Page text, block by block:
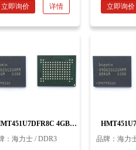
立即询价
详情
立即询价
4GB
士
： 海力士 / DDR3
品牌： 海力